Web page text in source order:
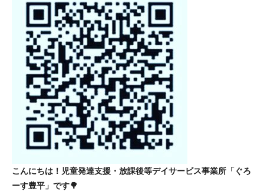
こんにちは！児童発達支援・放課後等デイサービス事業所「ぐろ
ーす豊平」です🌳